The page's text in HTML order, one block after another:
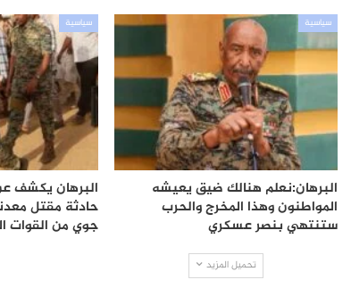
سياسية
البرهان:نعلم هنالك ضيق يعيشه
المواطنون وهذا المخرج والحرب
ستنتهي بنصر عسكري
سياسية
البرهان يكشف
حادثة مقتل
جوي من القوات
تحميل المزيد